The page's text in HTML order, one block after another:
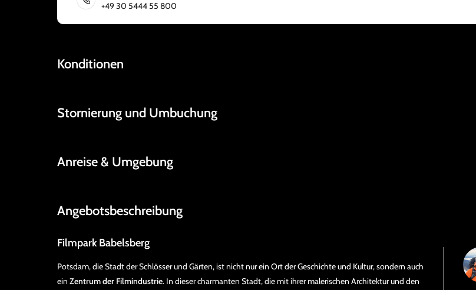
+49 30 5444 55 800
Konditionen
Stornierung und Umbuchung
Anreise & Umgebung
Angebotsbeschreibung
Filmpark Babelsberg
Potsdam, die Stadt der Schlösser und Gärten, ist nicht nur ein Ort der Geschichte und Kultur, sondern auch
ein Zentrum der Filmindustrie. In dieser charmanten Stadt, die mit ihrer malerischen Architektur und den